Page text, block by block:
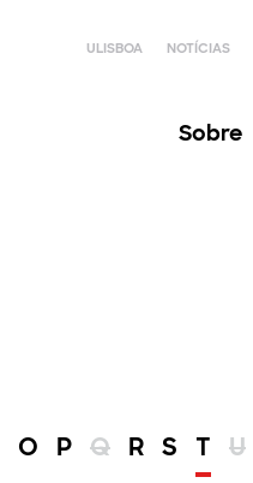
ULISBOA NOTÍCIAS
Sobre
O P Q R S T U